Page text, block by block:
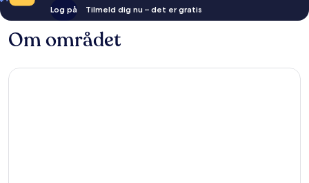
Log på Tilmeld dig nu – det er gratis
Om området